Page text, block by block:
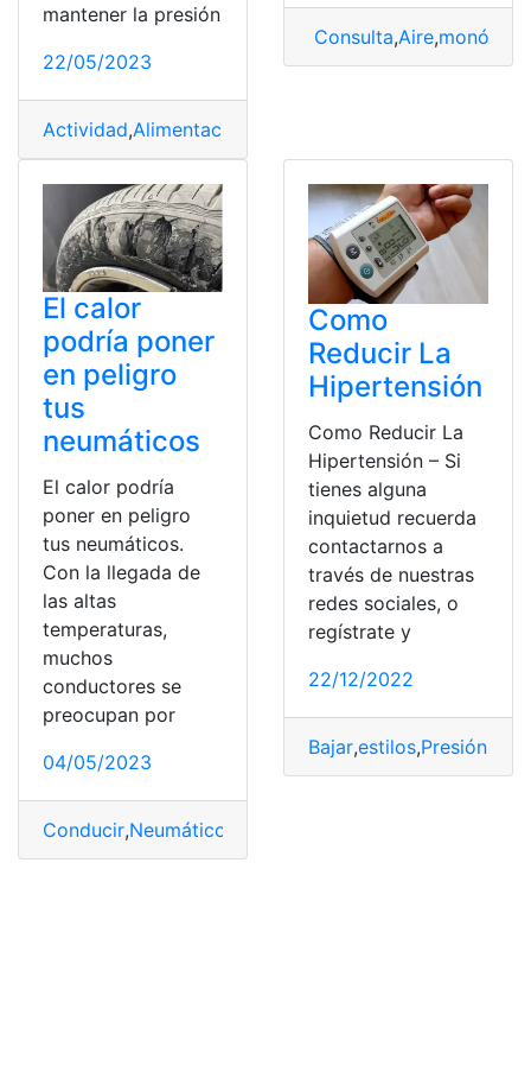
mantener la presión
22/05/2023
Actividad,Alimentación
Consulta,Aire,
El calor
podría poner
en peligro
tus
neumáticos
El calor podría
poner en peligro
tus neumáticos.
Con la llegada de
las altas
temperaturas,
muchos
conductores se
preocupan por
04/05/2023
Conducir,Neumáticos
Como
Reducir La
Hipertensión
Como Reducir La
Hipertensión – Si
tienes alguna
inquietud recuerda
contactarnos a
través de nuestras
redes sociales, o
regístrate y
22/12/2022
Bajar,estilos,Presión